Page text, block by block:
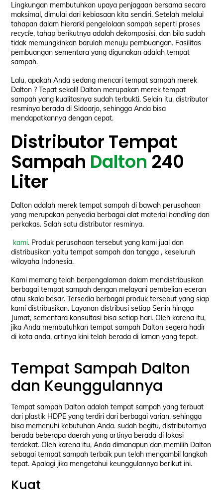
Lingkungan membutuhkan upaya penjagaan bersama secara
maksimal, dimulai dari kebiasaan kita sendiri. Setelah melalui
tahapan dalam hierarki pengelolaan sampah seperti proses
recycle, tahap berikutnya adalahdekomposisi, dan bila sudah
tidak memungkinkan barulah menuju pembuangan. Fasilitas
pembuangan sementara yang digunakan adalah tempat
sampah.
Lalu, apakah Anda sedang mencari tempat sampah merek
Dalton ? Tepat sekali! Dalton merupakan merek tempat
sampah yang kualitasnya sudah terbukti. Selain itu, distributor
resminya berada di Sidoarjo, sehingga Anda bisa
mendapatkannya dengan cepat.
Distributor Tempat
Sampah Dalton 240
Liter
Dalton adalah merek tempat sampah di bawah perusahaan
yang merupakan penyedia berbagai alat materialhandling dan
perkakas. Salah satu distributor resminya.
kami. Produk perusahaan tersebut yang kami jual dan
distribusikan yaitu tempat sampah dan tangga , keseluruh
wilayaha Indonesia.
Kami memang telah berpengalaman dalam mendistribusikan
berbagai tempat sampah dengan melayani pembelian eceran
atau skala besar. Tersedia berbagai produk tersebut yang siap
kami distribusikan. Layanan distribusi setiap Senin hingga
Jumat, sementara konsultasi bisa setiap hari. Oleh karena itu,
jika Anda membutuhkan tempat sampah Dalton segera hadir
di kota anda, artinya kini telah berada di laman yang tepat.
Tempat Sampah Dalton
dan Keunggulannya
Tempat sampah Dalton adalah tempat sampah yang terbuat
dari plastik HDPE yang terdiri dari berbagai varian, sehingga
bisa memenuhi kebutuhan Anda. sudah begitu, distributornya
berada beberapa daerah yang artinya berada di lokasi
terdekat. Oleh karena itu, Anda dimanapun dan memilih Dalton
sebagai tempat sampah terbaik pun telah mengambil langkah
tepat. Apalagi jika mengetahui keunggulannya berikut ini.
Kuat